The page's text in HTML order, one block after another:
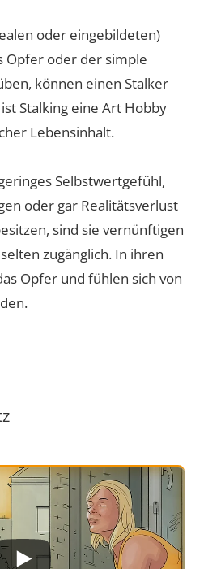
oder eingebildeten)
Opfer oder der simple
können einen Stalker
Stalking eine Art Hobby
Lebensinhalt.
Selbstwertgefühl,
oder gar Realitätsverlust
sind sie vernünftigen
zugänglich. In ihren
Opfer und fühlen sich von